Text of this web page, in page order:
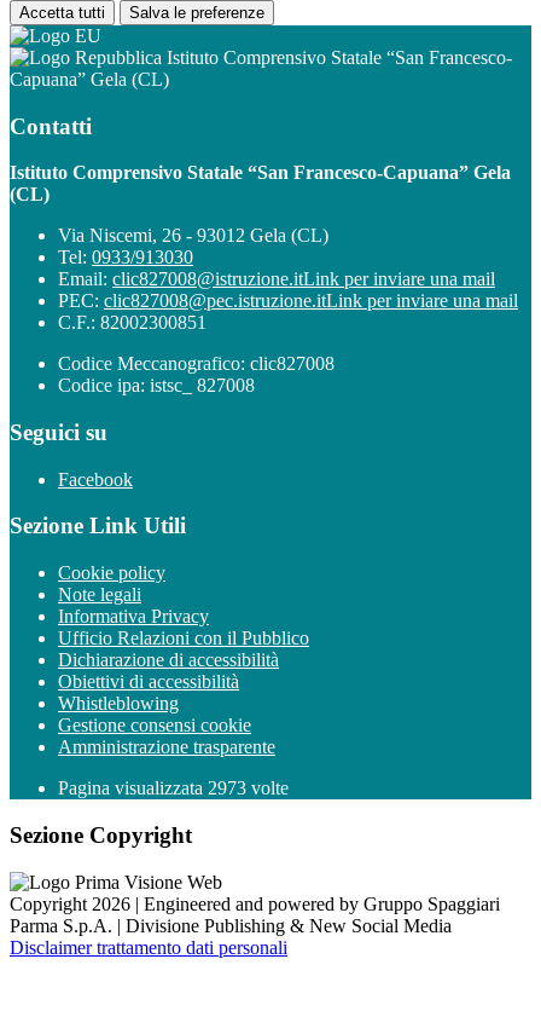
Accetta tutti Salva le preferenze
Istituto Comprensivo Statale “San Francesco-
Capuana” Gela (CL)
Contatti
Istituto Comprensivo Statale “San Francesco-Capuana” Gela
(CL)
Via Niscemi, 26 - 93012 Gela (CL)
Tel: 0933/913030
Email: clic827008@istruzione.itLink per inviare una mail
PEC: clic827008@pec.istruzione.itLink per inviare una mail
C.F.: 82002300851
Codice Meccanografico: clic827008
Codice ipa: istsc_ 827008
Seguici su
Facebook
Sezione Link Utili
Cookie policy
Note legali
Informativa Privacy
Ufficio Relazioni con il Pubblico
Dichiarazione di accessibilità
Obiettivi di accessibilità
Whistleblowing
Gestione consensi cookie
Amministrazione trasparente
Pagina visualizzata 2973 volte
Sezione Copyright
Copyright 2026 | Engineered and powered by Gruppo Spaggiari
Parma S.p.A. | Divisione Publishing & New Social Media
Disclaimer trattamento dati personali